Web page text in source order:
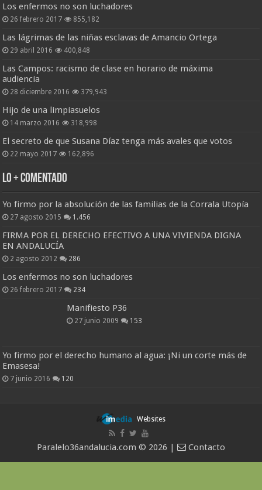
Los enfermos no son luchadores
26 febrero 2017 855,182
Las lágrimas de las niñas esclavas de Amancio Ortega
29 abril 2016 400,848
Las Campos: racismo de clase en horario de máxima
audiencia
28 diciembre 2016 379,943
Hijo de una limpiasuelos
14 marzo 2016 318,998
El secreto de que Susana Díaz tenga más avales que votos
22 mayo 2017 162,896
Lo + Comentado
Yo firmo por la absolución de las familias de la Corrala Utopía
27 agosto 2015 1.456
FIRMA POR EL DERECHO EFECTIVO A UNA VIVIENDA DIGNA
EN ANDALUCÍA
2 agosto 2012 286
Los enfermos no son luchadores
26 febrero 2017 234
Manifiesto P36
27 junio 2009 153
Yo firmo por el derecho humano al agua: ¡Ni un corte más de
Emasesa!
7 junio 2016 120
Websites
Paralelo36andalucia.com © 2026 | Contacto